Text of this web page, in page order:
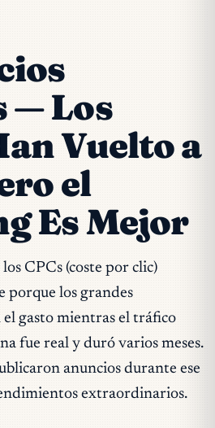
— Los
Vuelto a
el
Es Mejor
CPCs (coste por clic)
porque los grandes
el gasto mientras el tráfico
fue real y duró varios meses.
anuncios durante ese
extraordinarios.